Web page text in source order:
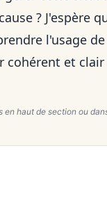
? J'espère
l'usage
cohérent et
haut de section ou